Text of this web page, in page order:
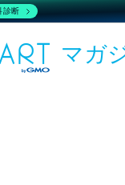
マガ
診断